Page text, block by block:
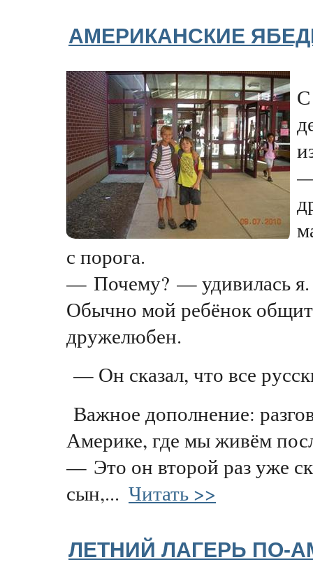
АМЕРИКАНСКИЕ
С
с порога.
— Почему? — удивилась я.
Обычно мой ребёнок
дружелюбен.
— Он сказал, что все
Важное дополнение:
Америке, где мы живём
— Это он второй раз уже
сын,... Читать >>
ЛЕТНИЙ ЛАГЕРЬ ПО-